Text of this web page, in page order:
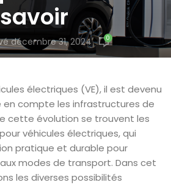
savoir
décembre 31, 2024 0
électriques (VE), il est devenu
en compte les infrastructures de
cette évolution se trouvent les
véhicules électriques, qui
pratique et durable pour
modes de transport. Dans cet
les diverses possibilités